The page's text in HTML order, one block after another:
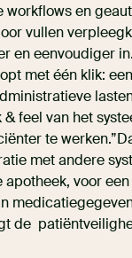
workflows en
vullen
en eenvoudiger
met één klik:
& feel van het
te
met andere
voor
de